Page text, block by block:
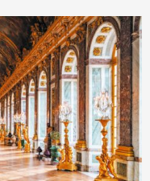
4月
5月
9月
始
8月
12月
始
国内旅行